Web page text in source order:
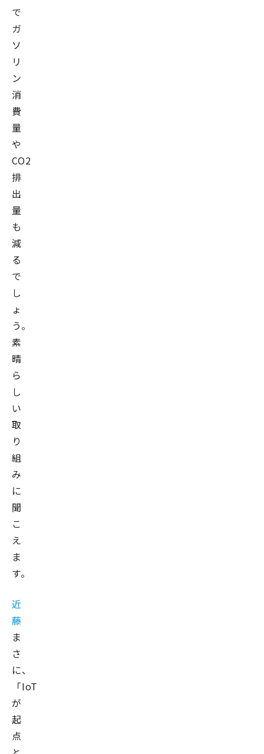
で
ガ
ソ
リ
ン
消
費
量
や
CO2
排
出
量
も
減
る
で
し
ょ
う。
素
晴
ら
し
い
取
り
組
み
に
聞
こ
え
ま
す。
近
藤
ま
さ
に、
「IoT
が
起
点